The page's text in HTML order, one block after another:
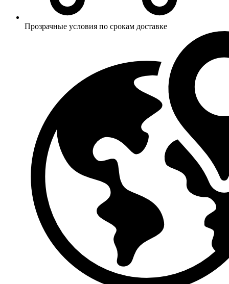
Прозрачные условия по срокам доставке